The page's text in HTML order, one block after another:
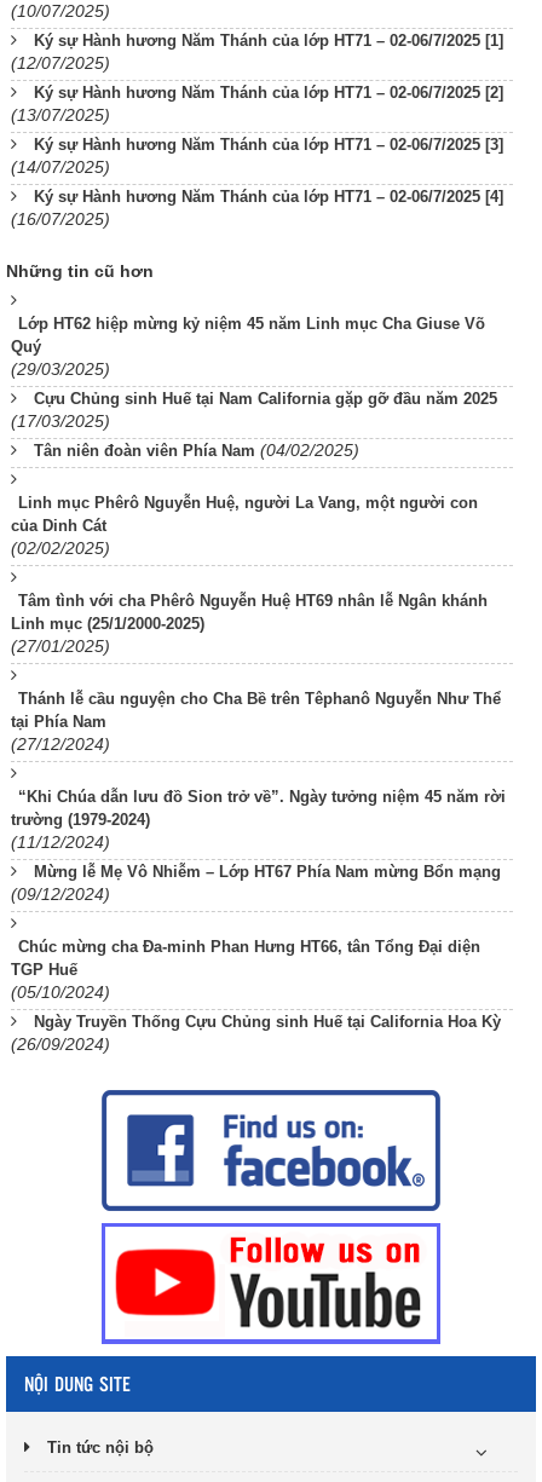
(10/07/2025)
Ký sự Hành hương Năm Thánh của lớp HT71 – 02-06/7/2025 [1]
(12/07/2025)
Ký sự Hành hương Năm Thánh của lớp HT71 – 02-06/7/2025 [2]
(13/07/2025)
Ký sự Hành hương Năm Thánh của lớp HT71 – 02-06/7/2025 [3]
(14/07/2025)
Ký sự Hành hương Năm Thánh của lớp HT71 – 02-06/7/2025 [4]
(16/07/2025)
Những tin cũ hơn
Lớp HT62 hiệp mừng kỷ niệm 45 năm Linh mục Cha Giuse Võ
Quý
(29/03/2025)
Cựu Chủng sinh Huế tại Nam California gặp gỡ đầu năm 2025
(17/03/2025)
Tân niên đoàn viên Phía Nam (04/02/2025)
Linh mục Phêrô Nguyễn Huệ, người La Vang, một người con
của Dinh Cát
(02/02/2025)
Tâm tình với cha Phêrô Nguyễn Huệ HT69 nhân lễ Ngân khánh
Linh mục (25/1/2000-2025)
(27/01/2025)
Thánh lễ cầu nguyện cho Cha Bề trên Têphanô Nguyễn Như Thể
tại Phía Nam
(27/12/2024)
“Khi Chúa dẫn lưu đồ Sion trở về”. Ngày tưởng niệm 45 năm rời
trường (1979-2024)
(11/12/2024)
Mừng lễ Mẹ Vô Nhiễm – Lớp HT67 Phía Nam mừng Bổn mạng
(09/12/2024)
Chúc mừng cha Đa-minh Phan Hưng HT66, tân Tổng Đại diện
TGP Huế
(05/10/2024)
Ngày Truyền Thống Cựu Chủng sinh Huế tại California Hoa Kỳ
(26/09/2024)
NỘI DUNG SITE
Tin tức nội bộ